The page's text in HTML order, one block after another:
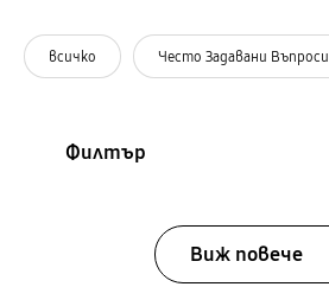
всичко Често Задавани Въпроси
Филтър
Виж повече